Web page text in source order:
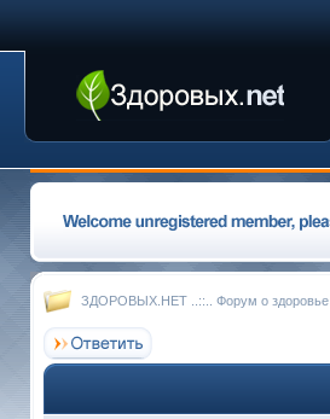
ЗДОРОВЫХ.НЕТ ..::.. Форум о здоровье